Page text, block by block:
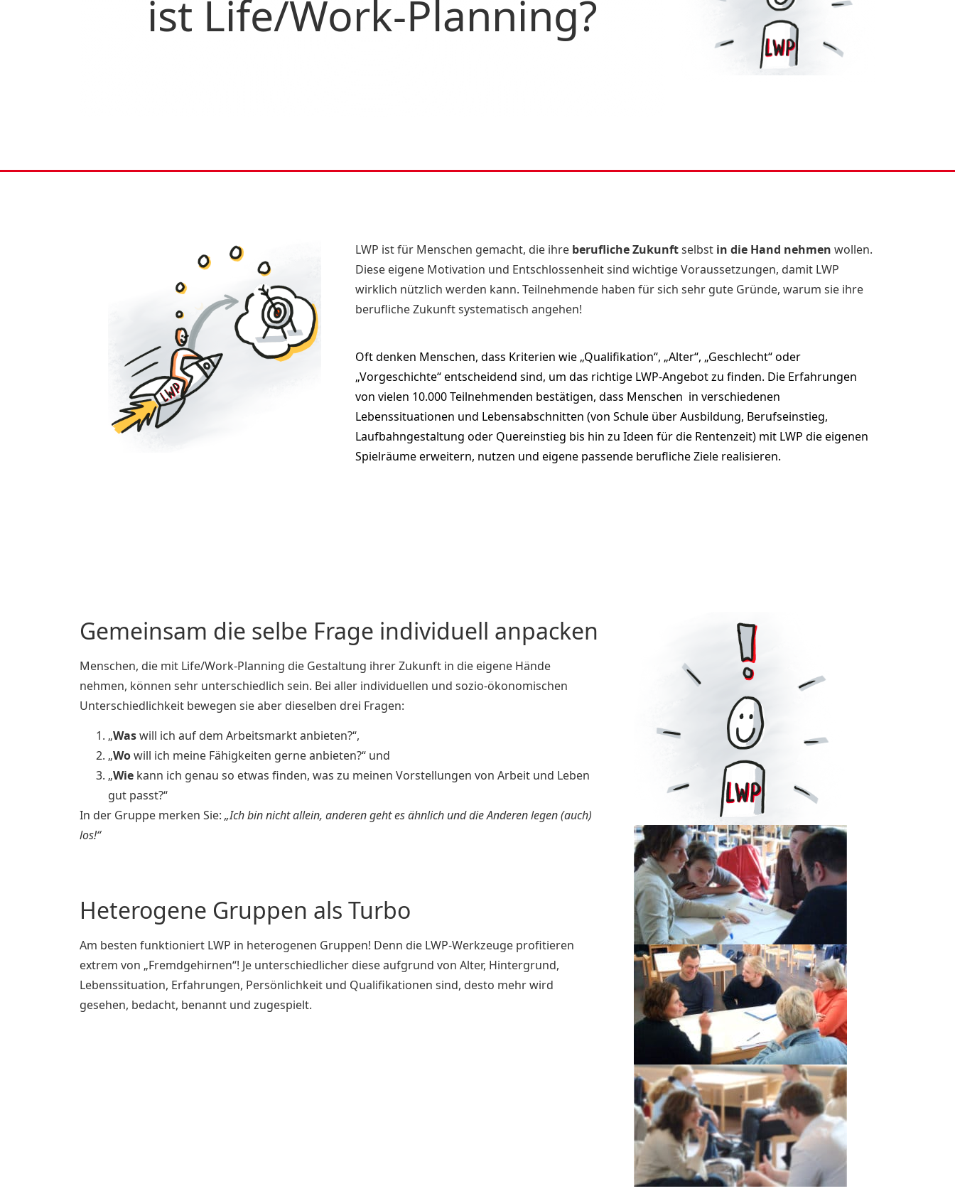
ist Life/Work-Planning?
LWP ist für Menschen gemacht, die ihre berufliche Zukunftselbst in die Hand nehmen wollen.
Diese eigene Motivation und Entschlossenheit sind wichtige Voraussetzungen, damit LWP
wirklich nützlich werden kann. Teilnehmende haben für sich sehr gute Gründe, warum sie ihre
berufliche Zukunft systematisch angehen!
Oft denken Menschen, dass Kriterien wie „Qualifikation“, „Alter“, „Geschlecht“ oder
„Vorgeschichte“ entscheidend sind, um das richtige LWP-Angebot zu finden. Die Erfahrungen
von vielen 10.000 Teilnehmenden bestätigen, dass Menschen in verschiedenen
Lebenssituationen und Lebensabschnitten (von Schule über Ausbildung, Berufseinstieg,
Laufbahngestaltung oder Quereinstieg bis hin zu Ideen für die Rentenzeit) mit LWP die eigenen
Spielräume erweitern, nutzen und eigene passende berufliche Ziele realisieren.
Gemeinsam die selbe Frage individuell anpacken
Menschen, die mit Life/Work-Planning die Gestaltung ihrer Zukunft in die eigene Hände
nehmen, können sehr unterschiedlich sein. Bei aller individuellen und sozio-ökonomischen
Unterschiedlichkeit bewegen sie aber dieselben drei Fragen:
„Waswill ich auf dem Arbeitsmarkt anbieten?“,
„Wowill ich meine Fähigkeiten gerne anbieten?“ und
„Wie kann ich genau so etwas finden, was zu meinen Vorstellungen von Arbeit und Leben
gut passt?“
In der Gruppe merken Sie: „Ich bin nicht allein, anderen geht es ähnlich und die Anderen legen (auch)
los!“
Heterogene Gruppen als Turbo
Am besten funktioniert LWP in heterogenen Gruppen! Denn die LWP-Werkzeuge profitieren
extrem von „Fremdgehirnen“! Je unterschiedlicher diese aufgrund von Alter, Hintergrund,
Lebenssituation, Erfahrungen, Persönlichkeit und Qualifikationen sind, desto mehr wird
gesehen, bedacht, benannt und zugespielt.